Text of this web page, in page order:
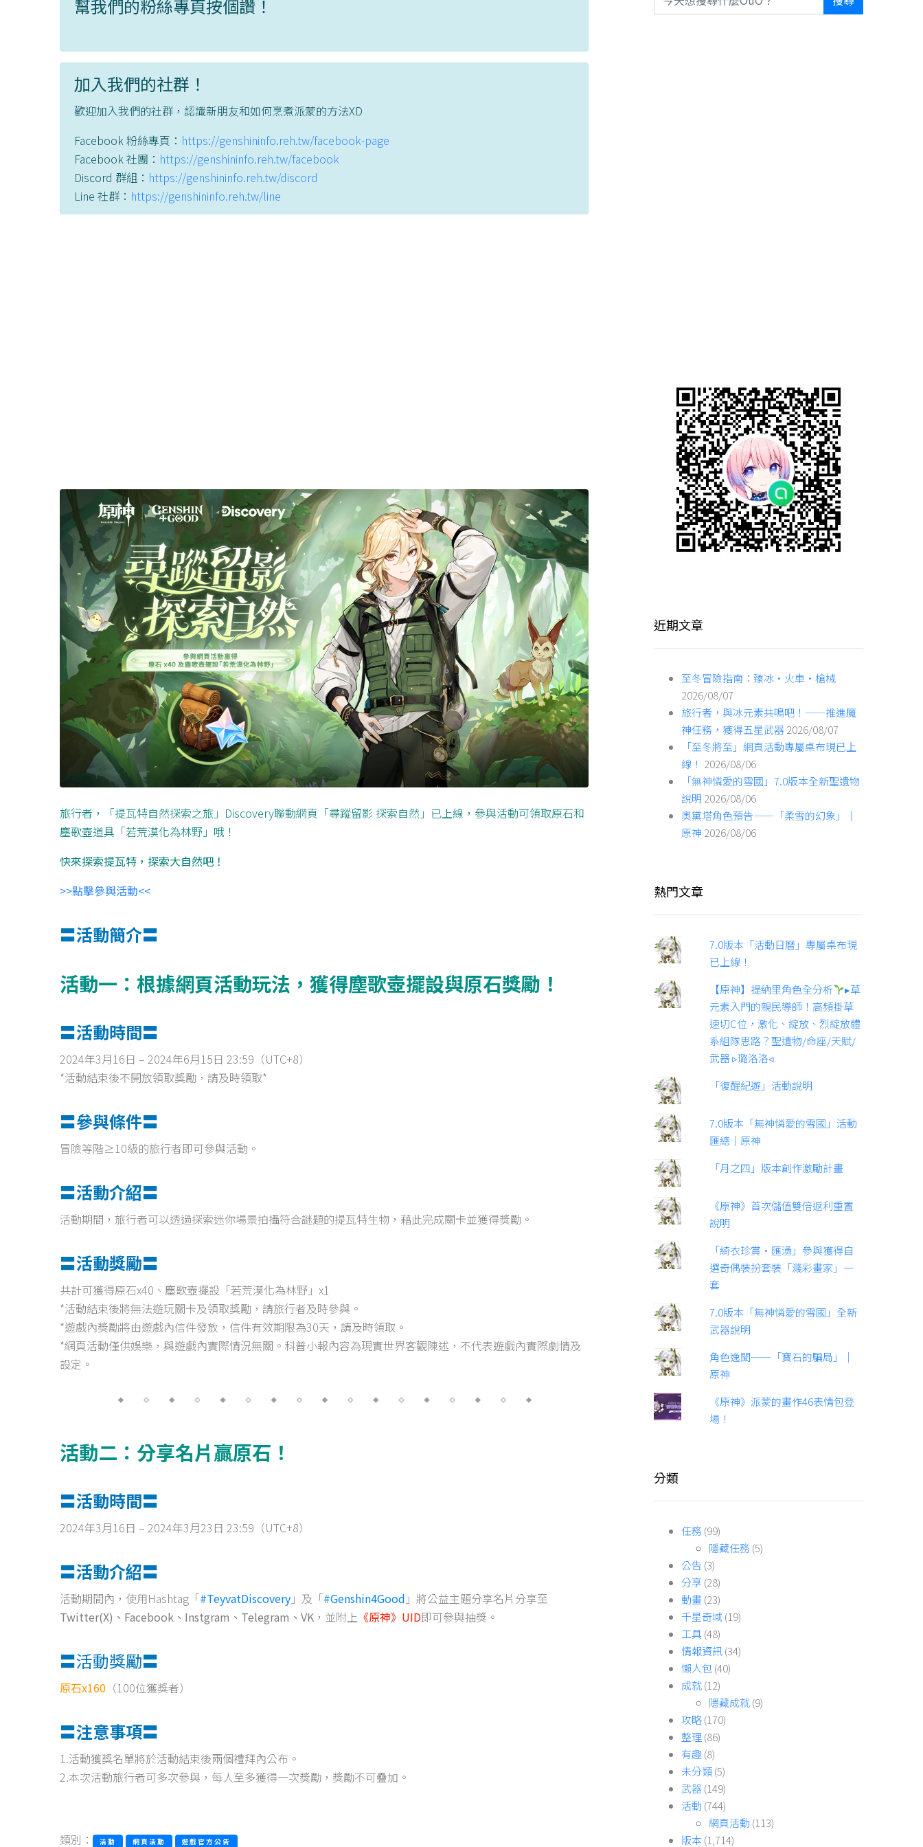
幫我們的粉絲專頁按個讚！
加入我們的社群！
歡迎加入我們的社群，認識新朋友和如何烹煮派蒙的方法XD
Facebook 粉絲專頁： https://genshininfo.reh.tw/facebook-page
Facebook 社團： https://genshininfo.reh.tw/facebook
Discord 群組： https://genshininfo.reh.tw/discord
Line 社群： https://genshininfo.reh.tw/line
旅行者，「提瓦特自然探索之旅」Discovery聯動網頁「尋蹤留影 探索自然」已上線，參與活動可領取原石和
塵歌壺道具「若荒漠化為林野」哦！
快來探索提瓦特，探索大自然吧！
>>點擊參與活動<<
〓活動簡介〓
活動一：根據網頁活動玩法，獲得塵歌壺擺設與原石獎勵！
〓活動時間〓
2024年3月16日 – 2024年6月15日 23:59（UTC+8）
*活動結束後不開放領取獎勵，請及時領取*
〓參與條件〓
冒險等階≥10級的旅行者即可參與活動。
〓活動介紹〓
活動期間，旅行者可以透過探索迷你場景拍攝符合謎題的提瓦特生物，藉此完成關卡並獲得獎勵。
〓活動獎勵〓
共計可獲得原石x40、塵歌壺擺設「若荒漠化為林野」x1
*活動結束後將無法遊玩關卡及領取獎勵，請旅行者及時參與。
*遊戲內獎勵將由遊戲內信件發放，信件有效期限為30天，請及時領取。
*網頁活動僅供娛樂，與遊戲內實際情況無關。科普小報內容為現實世界客觀陳述，不代表遊戲內實際劇情及
設定。
活動二：分享名片贏原石！
〓活動時間〓
2024年3月16日 – 2024年3月23日 23:59（UTC+8）
〓活動介紹〓
活動期間內，使用Hashtag「#TeyvatDiscovery 」及「#Genshin4Good 」將公益主題分享名片分享至
Twitter(X)、Facebook、Instgram、Telegram、VK ，並附上 《原神》UID即可參與抽獎。
〓活動獎勵〓
原石x160 （100位獲獎者）
〓注意事項〓
1.活動獲獎名單將於活動結束後兩個禮拜內公布。
2.本次活動旅行者可多次參與，每人至多獲得一次獎勵，獎勵不可疊加。
類別： 活動 網頁活動 遊戲官方公告
近期文章
至冬冒險指南：臻冰·火車·槍械
2026/08/07
旅行者，與冰元素共鳴吧！——推進魔
神任務，獲得五星武器2026/08/07
「至冬將至」網頁活動專屬桌布現已上
線！ 2026/08/06
「無神憐愛的雪國」7.0版本全新聖遺物
說明 2026/08/06
奧黛塔角色預告——「柔雪的幻象」｜
原神 2026/08/06
熱門文章
7.0版本「活動日曆」專屬桌布現
已上線！
【原神】提納里角色全分析
▸草
元素入門的親民導師！高頻掛草
速切C位，激化、綻放、烈綻放體
系組隊思路？聖遺物/命座/天賦/
武器 ▹璐洛洛◃
「復醒紀遊」活動說明
7.0版本「無神憐愛的雪國」活動
匯總｜原神
「月之四」版本創作激勵計畫
《原神》首次儲值雙倍返利重置
說明
「綺衣珍賞·匯湧」參與獲得自
選奇偶裝扮套裝「濺彩畫家」一
套
7.0版本「無神憐愛的雪國」全新
武器說明
角色逸聞——「寶石的騙局」｜
原神
《原神》派蒙的畫作46表情包登
場！
分類
任務 (99)
隱藏任務 (5)
公告 (3)
分享(28)
動畫(23)
千星奇域 (19)
工具(48)
情報資訊(34)
懶人包(40)
成就(12)
隱藏成就(9)
攻略(170)
整理(86)
有趣(8)
未分類(5)
武器(149)
活動 (744)
網頁活動 (113)
版本 (1,714)